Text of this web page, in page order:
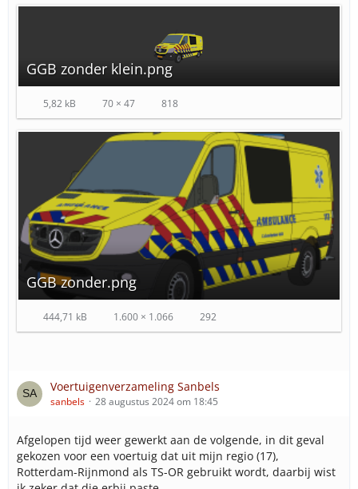
GGB zonder klein.png
5,82 kB 70 × 47 818
GGB zonder.png
444,71 kB 1.600 × 1.066 292
Voertuigenverzameling Sanbels
sanbels 28 augustus 2024 om 18:45
Afgelopen tijd weer gewerkt aan de volgende, in dit geval
gekozen voor een voertuig dat uit mijn regio (17),
Rotterdam-Rijnmond als TS-OR gebruikt wordt, daarbij wist